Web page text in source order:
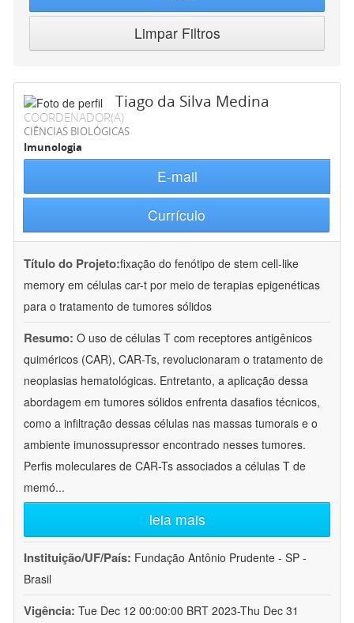
Limpar Filtros
Tiago da Silva Medina
COORDENADOR(A)
CIÊNCIAS BIOLÓGICAS
Imunologia
E-mail
Currículo
Título do Projeto:fixação do fenótipo de stem cell-like
memory em células car-t por meio de terapias epigenéticas
para o tratamento de tumores sólidos
Resumo: O uso de células T com receptores antigênicos
quiméricos (CAR), CAR-Ts, revolucionaram o tratamento de
neoplasias hematológicas. Entretanto, a aplicação dessa
abordagem em tumores sólidos enfrenta dasafios técnicos,
como a infiltração dessas células nas massas tumorais e o
ambiente imunossupressor encontrado nesses tumores.
Perfis moleculares de CAR-Ts associados a células T de
memó...
leia mais
Instituição/UF/País: Fundação Antônio Prudente - SP -
Brasil
Vigência: Tue Dec 12 00:00:00 BRT 2023-Thu Dec 31